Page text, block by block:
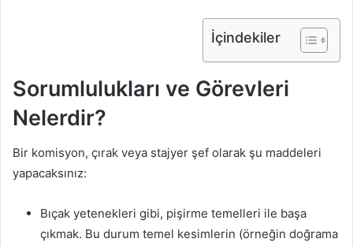
İçindekiler
Sorumlulukları ve Görevleri
Nelerdir?
Bir komisyon, çırak veya stajyer şef olarak şu maddeleri
yapacaksınız:
Bıçak yetenekleri gibi, pişirme temelleri ile başa
çıkmak. Bu durum temel kesimlerin (örneğin doğrama